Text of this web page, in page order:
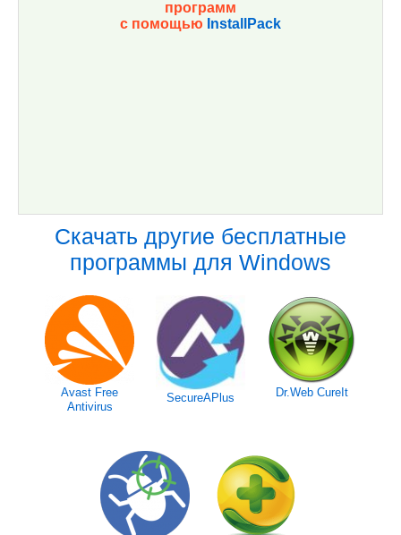
программ
с помощью InstallPack
Скачать другие бесплатные
программы для Windows
Avast Free
Antivirus
SecureAPlus Dr.Web CureIt